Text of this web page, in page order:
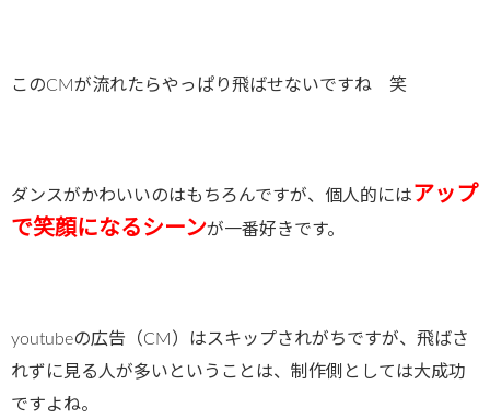
このCMが流れたらやっぱり飛ばせないですね 笑
ダンスがかわいいのはもちろんですが、個人的には アップ
で笑顔になるシーンが一番好きです。
youtubeの広告（CM）はスキップされがちですが、飛ばさ
れずに見る人が多いということは、制作側としては大成功
ですよね。